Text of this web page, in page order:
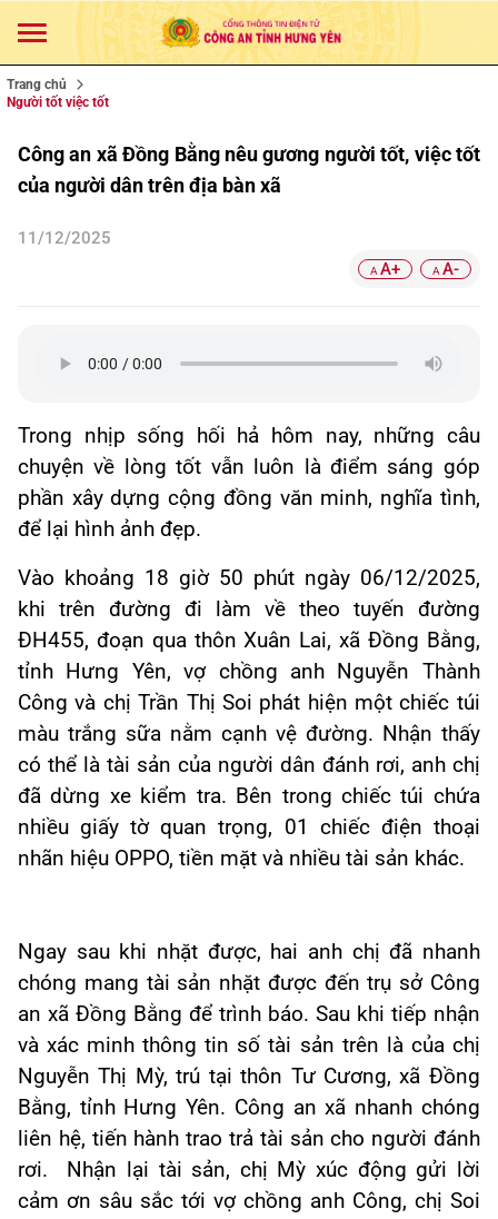
Trang chủ
Người tốt việc tốt
Công an xã Đồng Bằng nêu gương người tốt, việc tốt
của người dân trên địa bàn xã
11/12/2025
A A+ A A-
Trong nhịp sống hối hả hôm nay, những câu
chuyện về lòng tốt vẫn luôn là điểm sáng góp
phần xây dựng cộng đồng văn minh, nghĩa tình,
để lại hình ảnh đẹp.
Vào khoảng 18 giờ 50 phút ngày 06/12/2025,
khi trên đường đi làm về theo tuyến đường
ĐH455, đoạn qua thôn Xuân Lai, xã Đồng Bằng,
tỉnh Hưng Yên, vợ chồng anh Nguyễn Thành
Công và chị Trần Thị Soi phát hiện một chiếc túi
màu trắng sữa nằm cạnh vệ đường. Nhận thấy
có thể là tài sản của người dân đánh rơi, anh chị
đã dừng xe kiểm tra. Bên trong chiếc túi chứa
nhiều giấy tờ quan trọng, 01 chiếc điện thoại
nhãn hiệu OPPO, tiền mặt và nhiều tài sản khác.
Ngay sau khi nhặt được, hai anh chị đã nhanh
chóng mang tài sản nhặt được đến trụ sở Công
an xã Đồng Bằng để trình báo. Sau khi tiếp nhận
và xác minh thông tin số tài sản trên là của chị
Nguyễn Thị Mỳ, trú tại thôn Tư Cương, xã Đồng
Bằng, tỉnh Hưng Yên. Công an xã nhanh chóng
liên hệ, tiến hành trao trả tài sản cho người đánh
rơi. Nhận lại tài sản, chị Mỳ xúc động gửi lời
cảm ơn sâu sắc tới vợ chồng anh Công, chị Soi